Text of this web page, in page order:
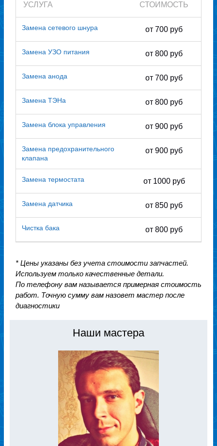
УСЛУГА СТОИМОСТЬ
Замена сетевого шнура от 700 руб
Замена УЗО питания от 800 руб
Замена анода от 700 руб
Замена ТЭНа от 800 руб
Замена блока управления от 900 руб
Замена предохранительного
клапана
от 900 руб
Замена термостата от 1000 руб
Замена датчика от 850 руб
Чистка бака от 800 руб
* Цены указаны без учета стоимости запчастей.
Используем только качественные детали.
По телефону вам называется примерная стоимость
работ. Точную сумму вам назовет мастер после
диагностики
Наши мастера